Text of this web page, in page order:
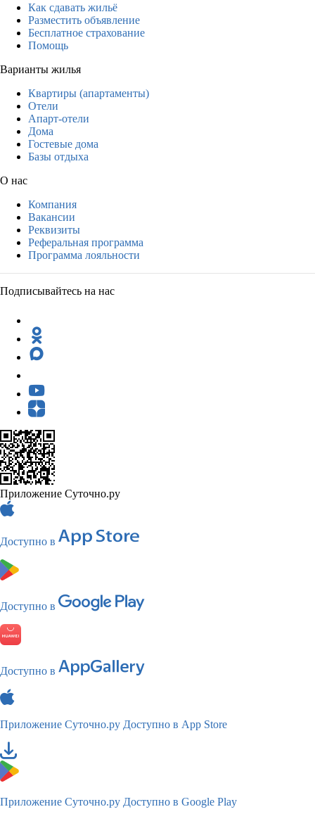
Как сдавать жильё
Разместить объявление
Бесплатное страхование
Помощь
Варианты жилья
Квартиры (апартаменты)
Отели
Апарт-отели
Дома
Гостевые дома
Базы отдыха
О нас
Компания
Вакансии
Реквизиты
Реферальная программа
Программа лояльности
Подписывайтесь на нас
Приложение Суточно.ру
Доступно в
Доступно в
Доступно в
Приложение Суточно.ру Доступно в App Store
Приложение Суточно.ру Доступно в Google Play